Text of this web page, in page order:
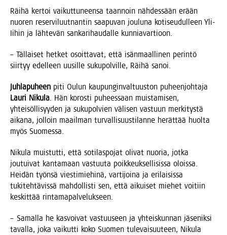
Räi­hä ker­toi vai­kut­tu­neen­sa taan­noin näh­des­sään erään
nuo­ren reser­vi­luut­nan­tin saa­pu­van jou­lu­na koti­seu­dul­leen Yli-
Iihin ja läh­te­vän san­ka­ri­hau­dal­le kunniavartioon.
– Täl­lai­set het­ket osoit­ta­vat, että isän­maal­li­nen perin­tö
siir­tyy edel­leen uusil­le suku­pol­vil­le, Räi­hä sanoi.
Juh­la­pu­heen piti Oulun kau­pun­gin­val­tuus­ton puheen­joh­ta­ja
Lau­ri Niku­la. Hän koros­ti puhees­saan muis­ta­mi­sen,
yhtei­söl­li­syy­den ja suku­pol­vien väli­sen vas­tuun mer­ki­tys­tä
aika­na, jol­loin maa­il­man tur­val­li­suus­ti­lan­ne herät­tää huol­ta
myös Suomessa.
Niku­la muis­tut­ti, että soti­las­po­jat oli­vat nuo­ria, jot­ka
jou­tui­vat kan­ta­maan vas­tuu­ta poik­keuk­sel­li­sis­sa olois­sa.
Hei­dän työn­sä vies­ti­mie­hi­nä, var­ti­joi­na ja eri­lai­sis­sa
tuki­teh­tä­vis­sä mah­dol­lis­ti sen, että aikui­set mie­het voi­tiin
kes­kit­tää rintamapalvelukseen.
– Samal­la he kas­voi­vat vas­tuuseen ja yhteis­kun­nan jäse­nik­si
taval­la, joka vai­kut­ti koko Suo­men tule­vai­suu­teen, Niku­la